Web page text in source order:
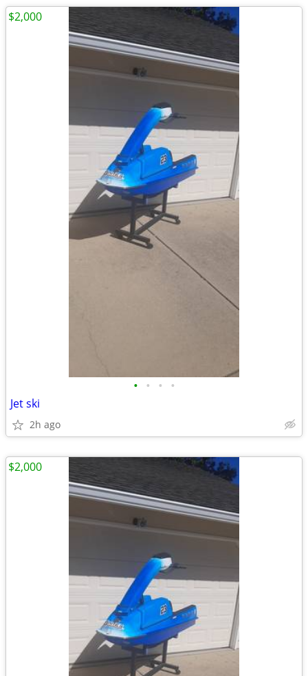
• • • •
Jet ski
2h ago
$2,000
$2,000